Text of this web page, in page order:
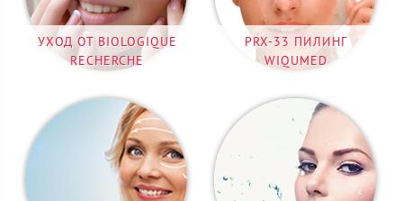
УХОД ОТ BIOLOGIQUE
RECHERCHE
PRX-33 ПИЛИНГ
WIQUMED